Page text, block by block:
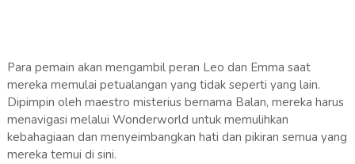
Para pemain akan mengambil peran Leo dan Emma saat
mereka memulai petualangan yang tidak seperti yang lain.
Dipimpin oleh maestro misterius bernama Balan, mereka harus
menavigasi melalui Wonderworld untuk memulihkan
kebahagiaan dan menyeimbangkan hati dan pikiran semua yang
mereka temui di sini.